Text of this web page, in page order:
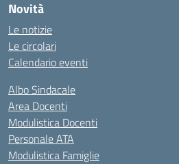
Novità
Le notizie
Le circolari
Calendario eventi
Albo Sindacale
Area Docenti
Modulistica Docenti
Personale ATA
Modulistica Famiglie